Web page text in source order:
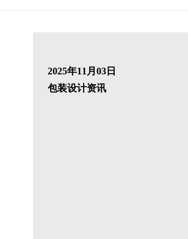
2025年11月03日
包装设计资讯